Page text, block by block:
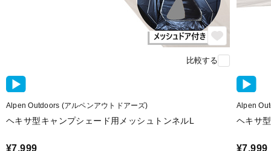
比較する
Alpen Outdoors (アルペンアウトドアーズ)
ヘキサ型キャンプシェード用メッシュトンネルL
¥7,999
Alpen
ヘキサ
¥7,999